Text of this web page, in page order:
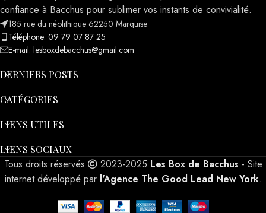
confiance à Bacchus pour sublimer vos instants de convivialité.
185 rue du néolithique 62250 Marquise
Téléphone: 09 79 07 87 25
E-mail: lesboxdebacchus@gmail.com
DERNIERS POSTS
CATÉGORIES
LIENS UTILES
LIENS SOCIAUX
Tous droits réservés 2023-2025 Les Box de Bacchus - Site
internet développé par l'Agence The Good Lead New York.